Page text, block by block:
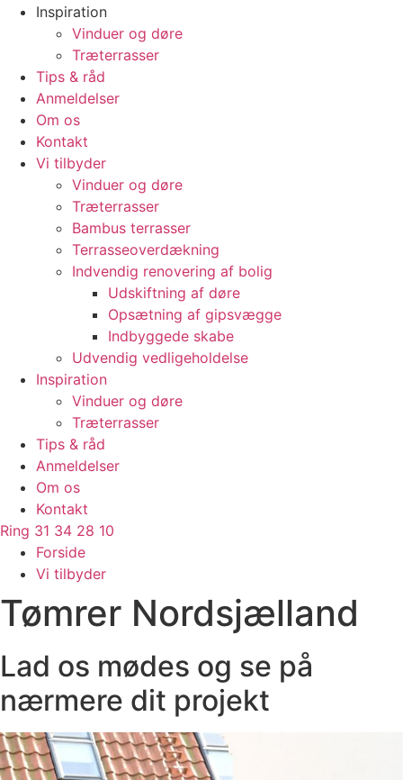
Inspiration
Vinduer og døre
Træterrasser
Tips & råd
Anmeldelser
Om os
Kontakt
Vi tilbyder
Vinduer og døre
Træterrasser
Bambus terrasser
Terrasseoverdækning
Indvendig renovering af bolig
Udskiftning af døre
Opsætning af gipsvægge
Indbyggede skabe
Udvendig vedligeholdelse
Inspiration
Vinduer og døre
Træterrasser
Tips & råd
Anmeldelser
Om os
Kontakt
Ring 31 34 28 10
Forside
Vi tilbyder
Tømrer Nordsjælland
Lad os mødes og se på
nærmere dit projekt